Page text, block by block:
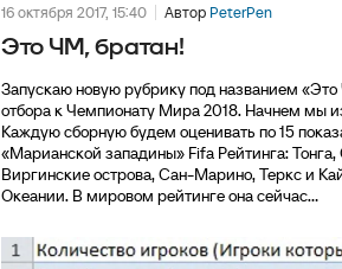
16 октября 2017, 15:40 Автор PeterPen
Это ЧМ, братан!
Запускаю новую рубрику под названием
отбора к Чемпионату Мира 2018. Начнем мы
Каждую сборную будем оценивать по 15
«Марианской западины» Fifa Рейтинга:
Виргинские острова, Сан-Марино, Теркс и
Океании. В мировом рейтинге она сейчас...